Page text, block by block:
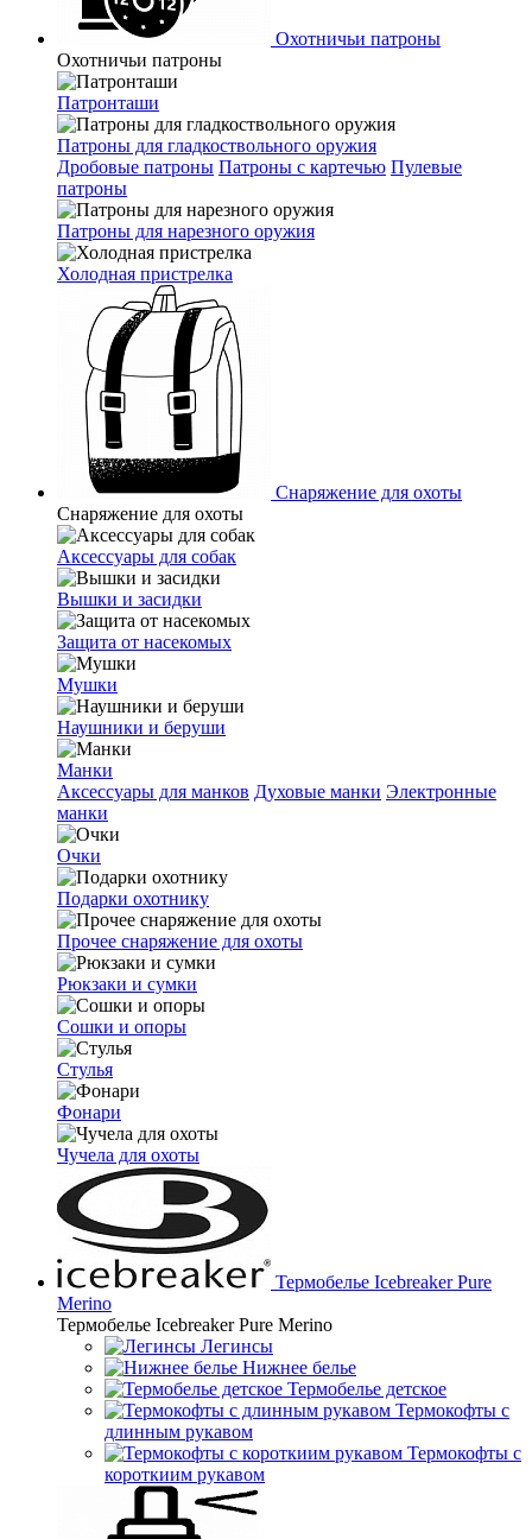
Охотничьи патроны
Охотничьи патроны
Патронташи
Патроны для гладкоствольного оружия
Дробовые патроны Патроны с картечью Пулевые
патроны
Патроны для нарезного оружия
Холодная пристрелка
Снаряжение для охоты
Снаряжение для охоты
Аксессуары для собак
Вышки и засидки
Защита от насекомых
Мушки
Наушники и беруши
Манки
Аксессуары для манков Духовые манки Электронные
манки
Очки
Подарки охотнику
Прочее снаряжение для охоты
Рюкзаки и сумки
Сошки и опоры
Стулья
Фонари
Чучела для охоты
Термобелье Icebreaker Pure
Merino
Термобелье Icebreaker Pure Merino
Легинсы
Нижнее белье
Термобелье детское
Термокофты с
длинным рукавом
Термокофты с
короткиим рукавом